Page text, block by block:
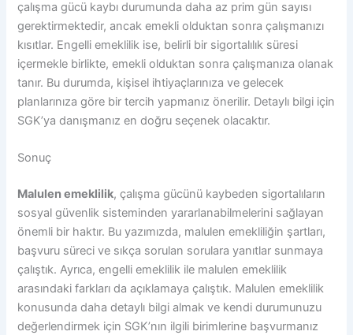
çalışma gücü kaybı durumunda daha az prim gün sayısı
gerektirmektedir, ancak emekli olduktan sonra çalışmanızı
kısıtlar. Engelli emeklilik ise, belirli bir sigortalılık süresi
içermekle birlikte, emekli olduktan sonra çalışmanıza olanak
tanır. Bu durumda, kişisel ihtiyaçlarınıza ve gelecek
planlarınıza göre bir tercih yapmanız önerilir. Detaylı bilgi için
SGK’ya danışmanız en doğru seçenek olacaktır.
Sonuç
Malulen emeklilik, çalışma gücünü kaybeden sigortalıların
sosyal güvenlik sisteminden yararlanabilmelerini sağlayan
önemli bir haktır. Bu yazımızda, malulen emekliliğin şartları,
başvuru süreci ve sıkça sorulan sorulara yanıtlar sunmaya
çalıştık. Ayrıca, engelli emeklilik ile malulen emeklilik
arasındaki farkları da açıklamaya çalıştık. Malulen emeklilik
konusunda daha detaylı bilgi almak ve kendi durumunuzu
değerlendirmek için SGK’nın ilgili birimlerine başvurmanız